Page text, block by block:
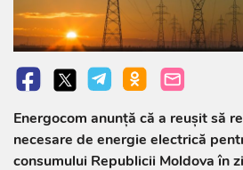
Energocom anunță că a reușit să
necesare de energie electrică
consumului Republicii Moldova în